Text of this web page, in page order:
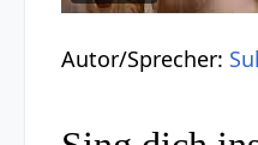
Autor/Sprecher: